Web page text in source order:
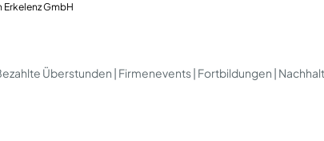
GmbH
Überstunden | Firmenevents | Fortbildungen |